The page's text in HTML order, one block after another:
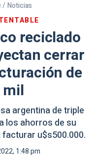
/ Noticias
reciclado
cerrar
de
mil
argentina de triple
los ahorros de su
u$s500.000.
1:48 pm